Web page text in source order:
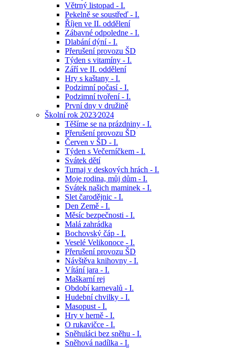
Větrný listopad - I.
Pekelně se soustřeď - I.
Říjen ve II. oddělení
Zábavné odpoledne - I.
Dlabání dýní - I.
Přerušení provozu ŠD
Týden s vitamíny - I.
Září ve II. oddělení
Hry s kaštany - I.
Podzimní počasí - I.
Podzimní tvoření - I.
První dny v družině
Školní rok 2023⁄2024
Těšíme se na prázdniny - I.
Přerušení provozu ŠD
Červen v ŠD - I.
Týden s Večerníčkem - I.
Svátek dětí
Turnaj v deskových hrách - I.
Moje rodina, můj dům - I.
Svátek našich maminek - I.
Slet čarodějnic - I.
Den Země - I.
Měsíc bezpečnosti - I.
Malá zahrádka
Bochovský čáp - I.
Veselé Velikonoce - I.
Přerušení provozu ŠD
Návštěva knihovny - I.
Vítání jara - I.
Maškarní rej
Období karnevalů - I.
Hudební chvilky - I.
Masopust - I.
Hry v herně - I.
O rukavičce - I.
Sněhuláci bez sněhu - I.
Sněhová nadílka - I.